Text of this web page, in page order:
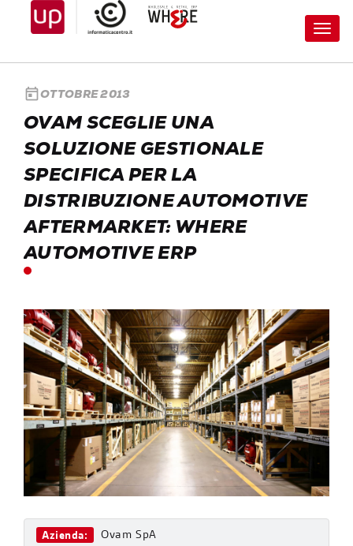
todayOTTOBRE 2013
OVAM SCEGLIE UNA
SOLUZIONE GESTIONALE
SPECIFICA PER LA
DISTRIBUZIONE AUTOMOTIVE
AFTERMARKET: WHERE
AUTOMOTIVE ERP
Azienda: Ovam SpA